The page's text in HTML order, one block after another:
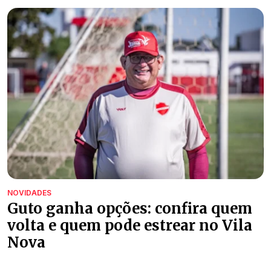
NOVIDADES
Guto ganha opções: confira quem
volta e quem pode estrear no Vila
Nova